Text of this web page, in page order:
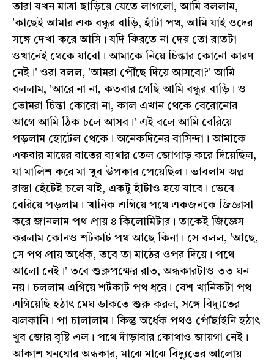
তারা যখন মাত্রা ছাড়িয়ে যেতে লাগলো, আমি বললাম,
'কাছেই আমার এক বন্ধুর বাড়ি, হাঁটা পথ, আমি যাই ওদের
সঙ্গে দেখা করে আসি। যদি ফিরতে না দেয় তো রাতটা
ওখানেই থেকে যাবো। আমাকে নিয়ে চিন্তার কোনো কারণ
নেই।' ওরা বলল, 'আমরা পৌঁছে দিয়ে আসবো?' আমি
বললাম, 'আরে না না, কতবার গেছি আমি বন্ধুর বাড়ি। ও
তোমরা চিন্তা কোরো না, কাল এখান থেকে বেরোনোর
আগে আমি ঠিক চলে আসব।' এই বলে আমি বেরিয়ে
পড়লাম হোটেল থেকে। অনেকদিনের বাসিন্দা। আমাকে
একবার মায়ের বাতের ব্যথার তেল জোগাড় করে দিয়েছিল,
যা মালিশ করে মা খুব উপকার পেয়েছিল। ভাবলাম অল্প
রাস্তা হেঁটেই চলে যাই, একটু হাঁটাও হয়ে যাবে। ভেবে
বেরিয়ে পড়লাম। খানিক এগিয়ে পথে একজনকে জিজ্ঞাসা
করে জানলাম পথ প্রায় ৪ কিলোমিটার। তাকেই জিজ্ঞেস
করলাম কোনও শর্টকাট পথ আছে কিনা। সে বলল, 'আছে,
সে পথ প্রায় অর্ধেক, তবে তা মাঠের ওপর দিয়ে। পথে
আলো নেই।' তবে শুক্লপক্ষের রাত, অন্ধকারটাও তত ঘন
নয়। চললাম এগিয়ে শর্টকাট পথ ধরে। বেশ খানিকটা পথ
এগিয়েছি হঠাৎ মেঘ ডাকতে শুরু করল, সঙ্গে বিদ্যুতের
ঝলকানি। পা চালালাম। কিন্তু অর্ধেক পথও পৌঁছাইনি হঠাৎ
খুব জোর বৃষ্টি এল। পথে দাঁড়াবার কোথাও জায়গা নেই।
আকাশ ঘনঘোর অন্ধকার, মাঝে মাঝে বিদ্যুতের আলোয়